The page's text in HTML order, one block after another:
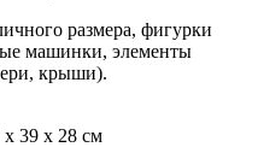
размера, фигурки
машинки, элементы
крыши).
39 х 28 см